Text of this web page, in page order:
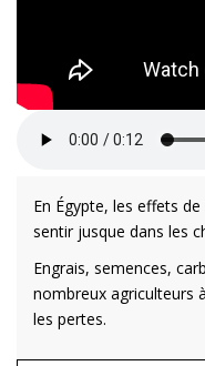
En Égypte, les effets
sentir jusque dans les
Engrais, semences,
nombreux agriculteurs
les pertes.